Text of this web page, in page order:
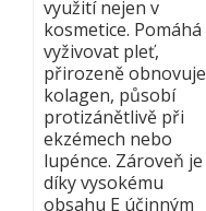
využití nejen v
kosmetice. Pomáhá
vyživovat pleť,
přirozeně obnovuje
kolagen, působí
protizánětlivě při
ekzémech nebo
lupénce. Zároveň je
díky vysokému
obsahu E účinným